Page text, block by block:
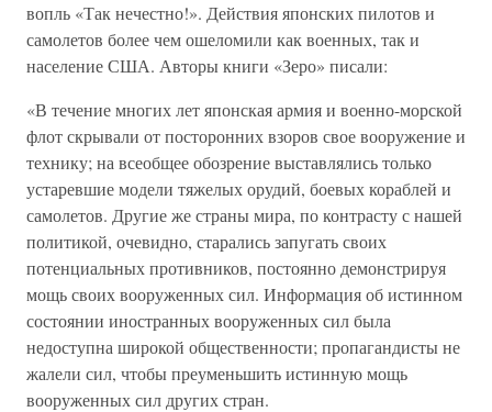
вопль «Так нечестно!». Действия японских пилотов и
самолетов более чем ошеломили как военных, так и
население США. Авторы книги «Зеро» писали:
«В течение многих лет японская армия и военно-морской
флот скрывали от посторонних взоров свое вооружение и
технику; на всеобщее обозрение выставлялись только
устаревшие модели тяжелых орудий, боевых кораблей и
самолетов. Другие же страны мира, по контрасту с нашей
политикой, очевидно, старались запугать своих
потенциальных противников, постоянно демонстрируя
мощь своих вооруженных сил. Информация об истинном
состоянии иностранных вооруженных сил была
недоступна широкой общественности; пропагандисты не
жалели сил, чтобы преуменьшить истинную мощь
вооруженных сил других стран.